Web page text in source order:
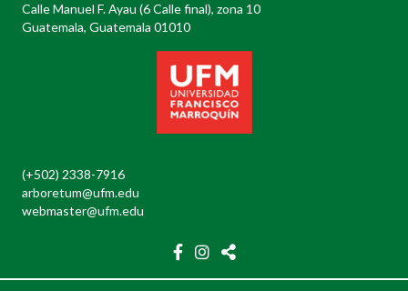
Calle Manuel F. Ayau (6 Calle final), zona 10
Guatemala, Guatemala 01010
(+502) 2338-7916
arboretum@ufm.edu
webmaster@ufm.edu